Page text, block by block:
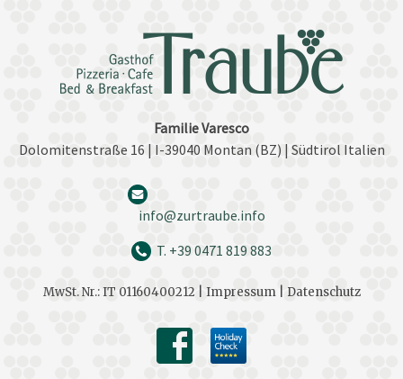
Familie Varesco
Dolomitenstraße 16 | I-39040 Montan (BZ) | Südtirol Italien
info@zurtraube.info
T. +39 0471 819 883
MwSt. Nr.: IT 01160400212 | Impressum | Datenschutz